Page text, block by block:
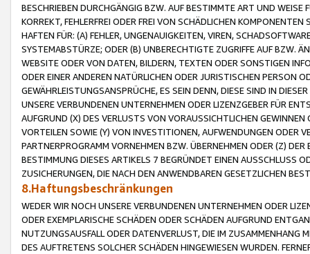
BESCHRIEBEN DURCHGÄNGIG BZW. AUF BESTIMMTE ART UND
KORREKT, FEHLERFREI ODER FREI VON SCHÄDLICHEN
HAFTEN FÜR: (A) FEHLER, UNGENAUIGKEITEN, VIREN,
SYSTEMABSTÜRZE; ODER (B) UNBERECHTIGTE ZUGRIFFE AUF BZW.
WEBSITE ODER VON DATEN, BILDERN, TEXTEN ODER SONSTIGEN
ODER EINER ANDEREN NATÜRLICHEN ODER JURISTISCHEN PERSON
GEWÄHRLEISTUNGSANSPRÜCHE, ES SEIN DENN, DIESE SIND IN
UNSERE VERBUNDENEN UNTERNEHMEN ODER LIZENZGEBER FÜR
AUFGRUND (X) DES VERLUSTS VON VORAUSSICHTLICHEN
VORTEILEN SOWIE (Y) VON INVESTITIONEN, AUFWENDUNGEN ODER
PARTNERPROGRAMM VORNEHMEN BZW. ÜBERNEHMEN ODER (Z)
BESTIMMUNG DIESES ARTIKELS 7 BEGRÜNDET EINEN AUSSCHLUSS
ZUSICHERUNGEN, DIE NACH DEN ANWENDBAREN GESETZLICHEN
8.Haftungsbeschränkungen
WEDER WIR NOCH UNSERE VERBUNDENEN UNTERNEHMEN ODER
ODER EXEMPLARISCHE SCHÄDEN ODER SCHÄDEN AUFGRUND
NUTZUNGSAUSFALL ODER DATENVERLUST, DIE IM ZUSAMMENHANG
DES AUFTRETENS SOLCHER SCHÄDEN HINGEWIESEN WURDEN.